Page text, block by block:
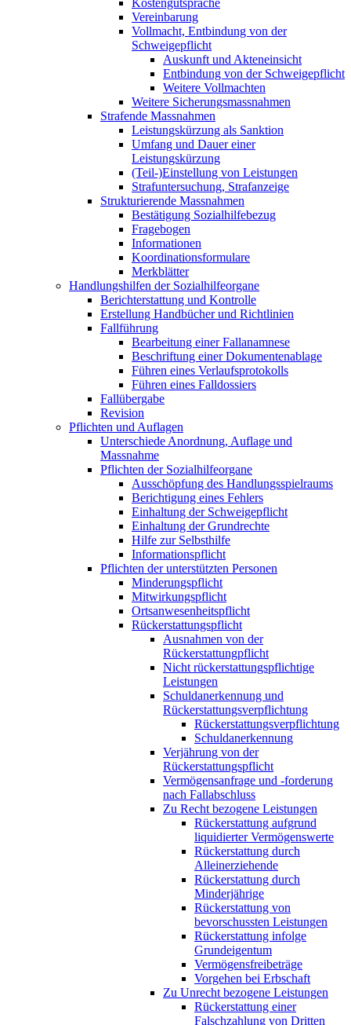
Vereinbarung
Vollmacht, Entbindung von der
Schweigepflicht
Auskunft und Akteneinsicht
Entbindung von der Schweigepflicht
Weitere Vollmachten
Weitere Sicherungsmassnahmen
Strafende Massnahmen
Leistungskürzung als Sanktion
Umfang und Dauer einer
Leistungskürzung
(Teil-)Einstellung von Leistungen
Strafuntersuchung, Strafanzeige
Strukturierende Massnahmen
Bestätigung Sozialhilfebezug
Fragebogen
Informationen
Koordinationsformulare
Merkblätter
Handlungshilfen der Sozialhilfeorgane
Berichterstattung und Kontrolle
Erstellung Handbücher und Richtlinien
Fallführung
Bearbeitung einer Fallanamnese
Beschriftung einer Dokumentenablage
Führen eines Verlaufsprotokolls
Führen eines Falldossiers
Fallübergabe
Revision
Pflichten und Auflagen
Unterschiede Anordnung, Auflage und
Massnahme
Pflichten der Sozialhilfeorgane
Ausschöpfung des Handlungsspielraums
Berichtigung eines Fehlers
Einhaltung der Schweigepflicht
Einhaltung der Grundrechte
Hilfe zur Selbsthilfe
Informationspflicht
Pflichten der unterstützten Personen
Minderungspflicht
Mitwirkungspflicht
Ortsanwesenheitspflicht
Rückerstattungspflicht
Ausnahmen von der
Rückerstattungpflicht
Nicht rückerstattungspflichtige
Leistungen
Schuldanerkennung und
Rückerstattungsverpflichtung
Rückerstattungsverpflichtung
Schuldanerkennung
Verjährung von der
Rückerstattungspflicht
Vermögensanfrage und -forderung
nach Fallabschluss
Zu Recht bezogene Leistungen
Rückerstattung aufgrund
liquidierter Vermögenswerte
Rückerstattung durch
Alleinerziehende
Rückerstattung durch
Minderjährige
Rückerstattung von
bevorschussten Leistungen
Rückerstattung infolge
Grundeigentum
Vermögensfreibeträge
Vorgehen bei Erbschaft
Zu Unrecht bezogene Leistungen
Rückerstattung einer
Falschzahlung von Dritten